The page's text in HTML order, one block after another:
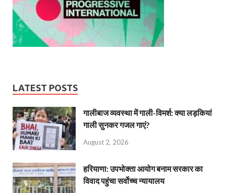
LATEST POSTS
गालीबाज व्‍यवस्‍था में गाली-विमर्श: क्या लड़कियां
गाली सुनकर गजल गाएं?
August 2, 2026
हरियाणा: उपभोक्ता आयोग बनाम सरकार का
विवाद पहुंचा सर्वोच्च न्यायालय